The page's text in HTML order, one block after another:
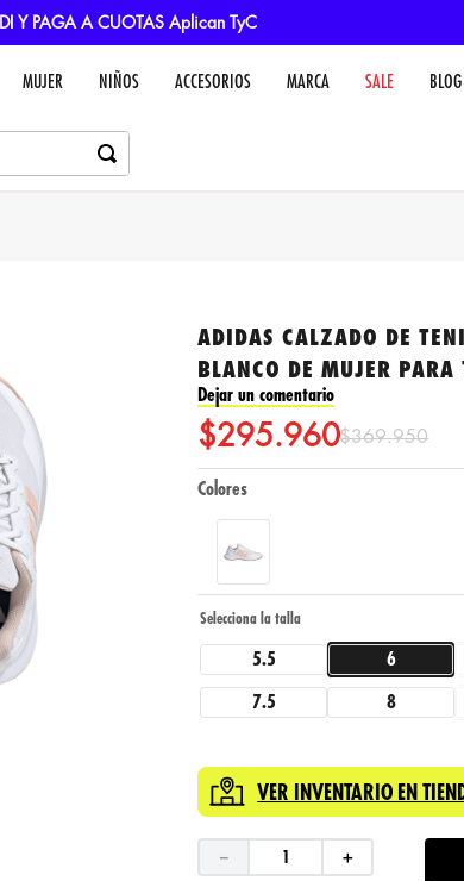
Y PAGA A CUOTAS Aplican TyC
MUJER NIÑOS ACCESORIOS MARCA SALE BLOG
ADIDAS CALZADO DE
BLANCO DE MUJER PARA
Dejar un comentario
$295.960$369.950
Colores
5.5 6
7.5 8
VER INVENTARIO EN
＋
－